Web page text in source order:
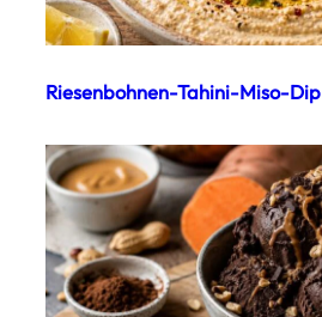
Riesenbohnen-Tahini-Miso-Dip